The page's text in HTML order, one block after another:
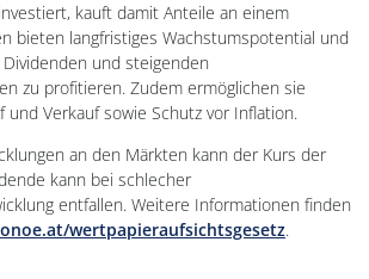
kauft damit Anteile an einem
bieten langfristiges Wachstumspotential und
und steigenden
zu profitieren. Zudem ermöglichen sie
und Verkauf sowie Schutz vor Inflation.
an den Märkten kann der Kurs der
kann bei schlecher
entfallen. Weitere Informationen finden
wertpapieraufsichtsgesetz.